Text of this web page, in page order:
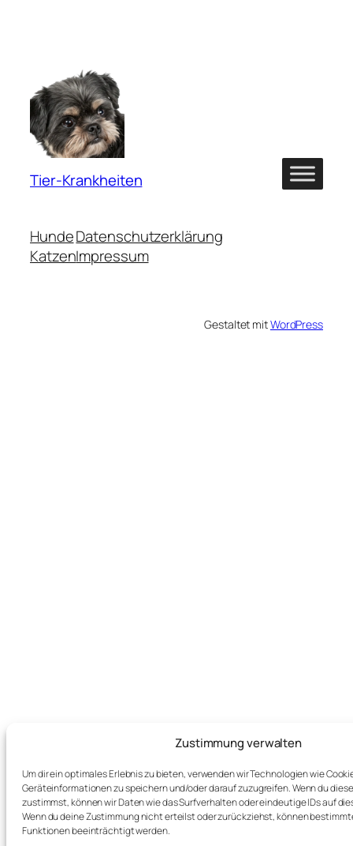
Zustimmung verwalten
Um dir ein optimales Erlebnis zu bieten, verwenden wir Technologien wie
Geräteinformationen zu speichern und/oder darauf zuzugreifen. Wenn du
zustimmst, können wir Daten wie das Surfverhalten oder eindeutige IDs auf
Wenn du deine Zustimmung nicht erteilst oder zurückziehst, können
Funktionen beeinträchtigt werden.
Tier-Krankheiten
Hunde
Katzen
Datenschutzerklärung
Impressum
Gestaltet mitWordPress